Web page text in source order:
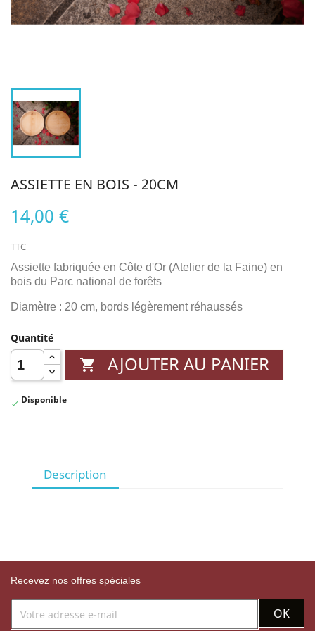
ASSIETTE EN BOIS - 20CM
14,00 €
TTC
Assiette fabriquée en Côte d'Or (Atelier de la Faine) en
bois du Parc national de forêts
Diamètre : 20 cm, bords légèrement réhaussés
Quantité
 AJOUTER AU PANIER
 Disponible
Description
Recevez nos offres spéciales